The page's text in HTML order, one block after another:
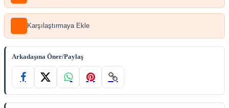
Karşılaştırmaya Ekle
Arkadaşına Öner/Paylaş